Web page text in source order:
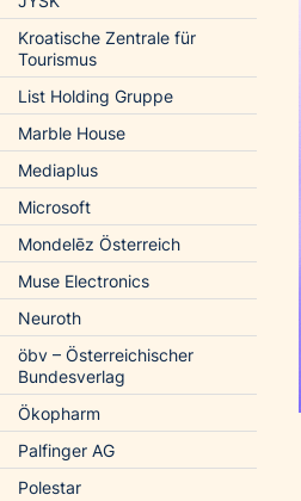
Kroatische Zentrale für
Tourismus
List Holding Gruppe
Marble House
Mediaplus
Microsoft
Mondelēz Österreich
Muse Electronics
Neuroth
öbv – Österreichischer
Bundesverlag
Ökopharm
Palfinger AG
Polestar